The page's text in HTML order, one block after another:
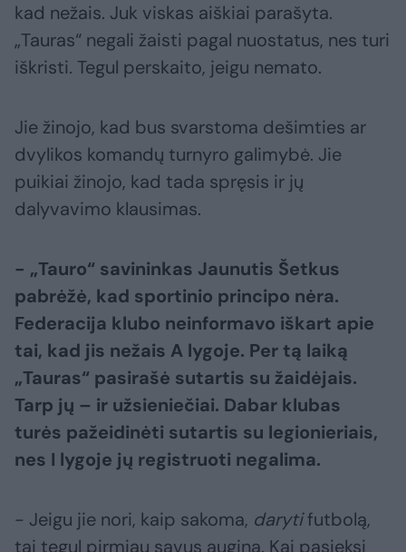
kad nežais. Juk viskas aiškiai parašyta.
„Tauras“ negali žaisti pagal nuostatus, nes turi
iškristi. Tegul perskaito, jeigu nemato.
Jie žinojo, kad bus svarstoma dešimties ar
dvylikos komandų turnyro galimybė. Jie
puikiai žinojo, kad tada spręsis ir jų
dalyvavimo klausimas.
- „Tauro“ savininkas Jaunutis Šetkus
pabrėžė, kad sportinio principo nėra.
Federacija klubo neinformavo iškart apie
tai, kad jis nežais A lygoje. Per tą laiką
„Tauras“ pasirašė sutartis su žaidėjais.
Tarp jų – ir užsieniečiai. Dabar klubas
turės pažeidinėti sutartis su legionieriais,
nes I lygoje jų registruoti negalima.
- Jeigu jie nori, kaip sakoma, darytifutbolą,
tai tegul pirmiau savus augina. Kai pasieksi